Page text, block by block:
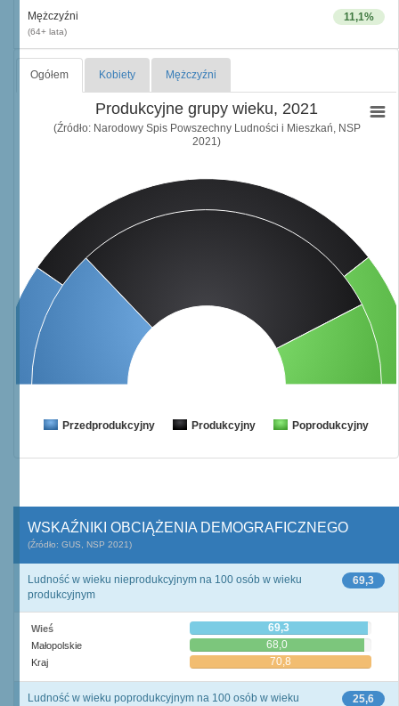
11,1%
Mężczyźni
(64+ lata)
Ogółem Kobiety Mężczyźni
Produkcyjne grupy wieku, 2021
(Źródło: Narodowy Spis Powszechny Ludności i Mieszkań, NSP
2021)
Przedprodukcyjny Produkcyjny Poprodukcyjny
WSKAŹNIKI OBCIĄŻENIA DEMOGRAFICZNEGO
(Źródło: GUS, NSP 2021)
69,3
Ludność w wieku nieprodukcyjnym na 100 osób w wieku
produkcyjnym
Wieś 69,3
Małopolskie 68,0
Kraj 70,8
25,6
Ludność w wieku poprodukcyjnym na 100 osób w wieku